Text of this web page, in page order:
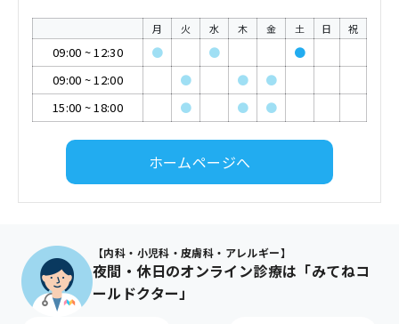
月 火 水 木 金 土 日 祝
09:00 ~12:30 ● ●
●
09:00 ~12:00 ● ●
●
15:00 ~18:00 ● ● ●
ホームページへ
【内科・小児科・皮膚科・アレルギー】
夜間・休日のオンライン診療は「みてねコ
ールドクター」